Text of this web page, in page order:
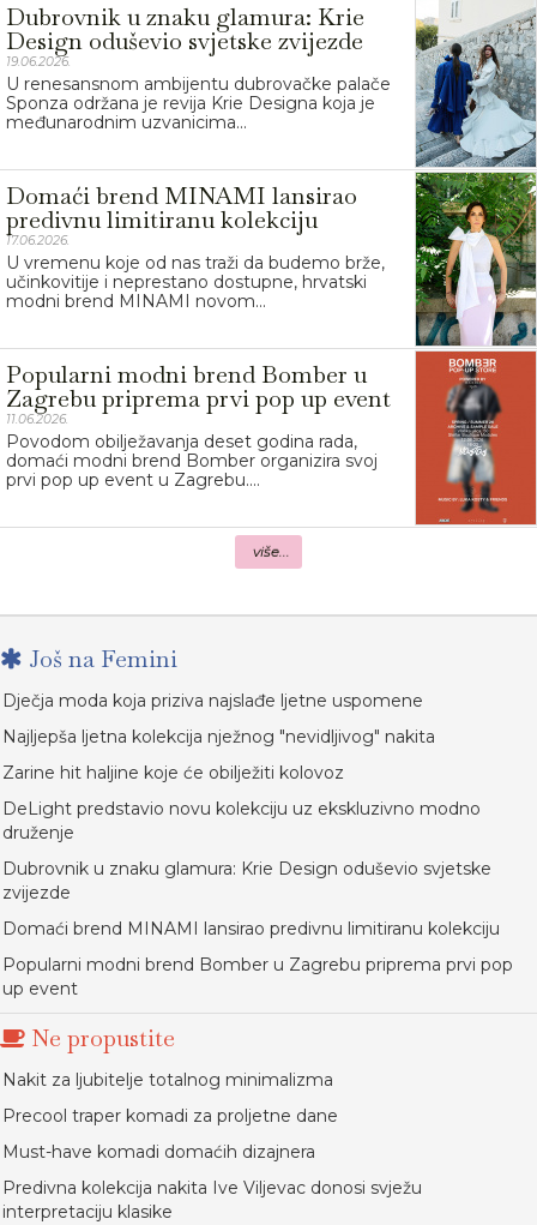
Dubrovnik u znaku glamura: Krie
Design oduševio svjetske zvijezde
19.06.2026.
U renesansnom ambijentu dubrovačke palače
Sponza održana je revija Krie Designa koja je
međunarodnim uzvanicima...
Domaći brend MINAMI lansirao
predivnu limitiranu kolekciju
17.06.2026.
U vremenu koje od nas traži da budemo brže,
učinkovitije i neprestano dostupne, hrvatski
modni brend MINAMI novom...
Popularni modni brend Bomber u
Zagrebu priprema prvi pop up event
11.06.2026.
Povodom obilježavanja deset godina rada,
domaći modni brend Bomber organizira svoj
prvi pop up event u Zagrebu....
više...
Još na Femini
Dječja moda koja priziva najslađe ljetne uspomene
Najljepša ljetna kolekcija nježnog "nevidljivog" nakita
Zarine hit haljine koje će obilježiti kolovoz
DeLight predstavio novu kolekciju uz ekskluzivno modno
druženje
Dubrovnik u znaku glamura: Krie Design oduševio svjetske
zvijezde
Domaći brend MINAMI lansirao predivnu limitiranu kolekciju
Popularni modni brend Bomber u Zagrebu priprema prvi pop
up event
Ne propustite
Nakit za ljubitelje totalnog minimalizma
Precool traper komadi za proljetne dane
Must-have komadi domaćih dizajnera
Predivna kolekcija nakita Ive Viljevac donosi svježu
interpretaciju klasike